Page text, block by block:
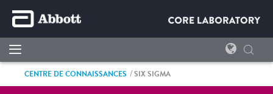
CENTRE DE CONNAISSANCES SIX SIGMA